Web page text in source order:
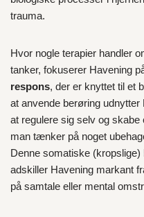
trauma.
Hvor nogle terapier handler
tanker, fokuserer Havening
respons, der er knyttet til et
at anvende berøring
at regulere sig selv og
man tænker på noget
Denne somatiske
adskiller Havening markant
på samtale eller mental